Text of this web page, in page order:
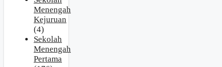
Menengah
Kejuruan
(4)
Sekolah
Menengah
Pertama